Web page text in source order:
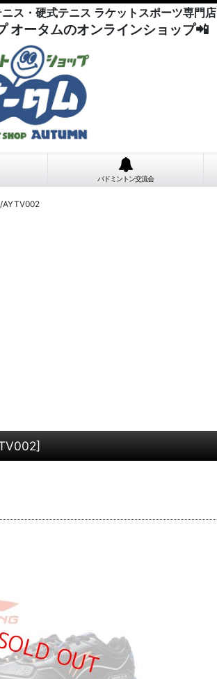
ス・硬式テニス ラケットスポーツ専門店
オータムのオンラインショップ📲
バドミントン交流会
]